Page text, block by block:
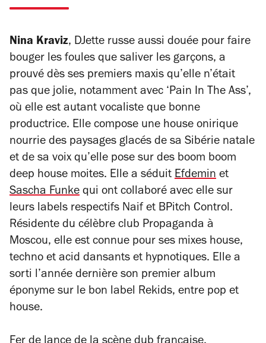
Nina Kraviz, DJette russe aussi douée pour faire
bouger les foules que saliver les garçons, a
prouvé dès ses premiers maxis qu’elle n’était
pas que jolie, notamment avec ‘Pain In The Ass’,
où elle est autant vocaliste que bonne
productrice. Elle compose une house onirique
nourrie des paysages glacés de sa Sibérie natale
et de sa voix qu’elle pose sur des boom boom
deep house moites. Elle a séduit Efdemin et
Sascha Funke qui ont collaboré avec elle sur
leurs labels respectifs Naif et BPitch Control.
Résidente du célèbre club Propaganda à
Moscou, elle est connue pour ses mixes house,
techno et acid dansants et hypnotiques. Elle a
sorti l’année dernière son premier album
éponyme sur le bon label Rekids, entre pop et
house.